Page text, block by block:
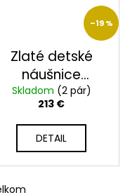
–19 %
Zlaté detské
náušnice
2390/Z/B
Skladom (2 pár)
213 €
DETAIL